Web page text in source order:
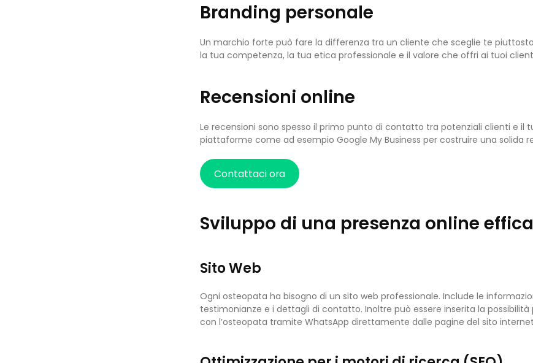
Branding personale
Un marchio forte può fare la differenza tra un cliente che sceglie te
la tua competenza, la tua etica professionale e il valore che offri ai tuoi
Recensioni online
Le recensioni sono spesso il primo punto di contatto tra potenziali clienti e il
piattaforme come ad esempio Google My Business per costruire una solida
Contattaci ora
Sviluppo di una presenza online
Sito Web
Ogni osteopata ha bisogno di un sito web professionale. Include le
testimonianze e i dettagli di contatto. Inoltre può essere inserita la
con l’osteopata tramite WhatsApp direttamente dalle pagine del sito